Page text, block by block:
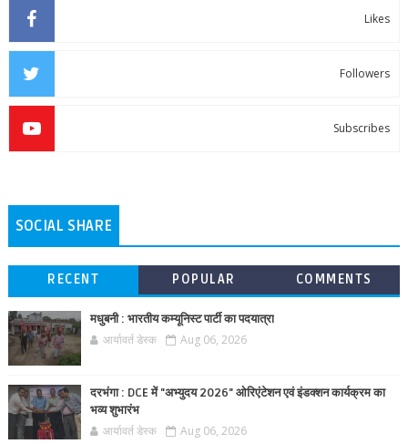
Likes
Followers
Subscribes
SOCIAL SHARE
RECENT POPULAR COMMENTS
मधुबनी : भारतीय कम्यूनिस्ट पार्टी का पदयात्रा
आर्यावर्त डेस्क Aug 06, 2026
दरभंगा : DCE में "अभ्युदय 2026" ओरिएंटेशन एवं इंडक्शन कार्यक्रम का
भव्य शुभारंभ
आर्यावर्त डेस्क Aug 06, 2026